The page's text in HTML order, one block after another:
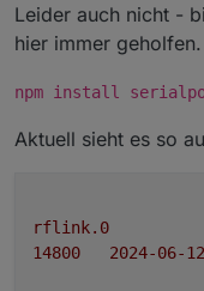
rflink.0
Leider auch nicht -
hier immer
npm install
Aktuell sieht es so
rflink.0
14800